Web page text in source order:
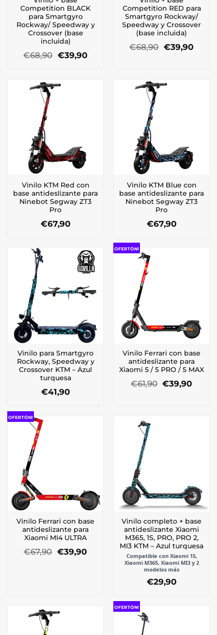
Competition BLACK
para Smartgyro
Rockway/ Speedway y
Crossover (base
incluida)
€68,90 El
€68,90.
€39,90El
Competition RED para
Smartgyro Rockway/
Speedway y Crossover
(base incluida)
€68,90 El
€39,90El
Vinilo KTM Red con
base antideslizante para
Ninebot Segway ZT3
Pro
€67,90
Vinilo KTM Blue con
base antideslizante para
Ninebot Segway ZT3
Pro
€67,90
Vinilo para Smartgyro
Rockway, Speedway y
Crossover KTM – Azul
turquesa
€41,90
OFERTÓN!
Vinilo Ferrari con base
antideslizante para
Xiaomi 5 / 5 PRO / 5 MAX
€61,90 El
precio
€39,90
OFERTÓN!
Vinilo Ferrari con base
antideslizante para
Xiaomi MI4 ULTRA
€67,90 El
€39,90El
Vinilo completo + base
antideslizante Xiaomi
M365, 1S, PRO, PRO 2,
MI3 KTM – Azul turquesa
Compatible con Xiaomi 1S,
Xiaomi M365, Xiaomi MI3 y 2
modelos más
€29,90
OFERTÓN!